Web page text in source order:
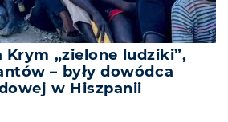
Krym „zielone ludziki”,
– były dowódca
w Hiszpanii